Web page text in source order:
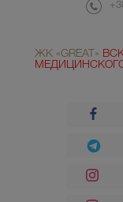
ЖК «GREAT»